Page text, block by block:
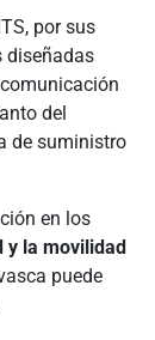
por sus
diseñadas
del
de suministro
en los
y la movilidad
puede